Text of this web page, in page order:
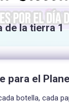
de la tierra 1
para el
botella, cada